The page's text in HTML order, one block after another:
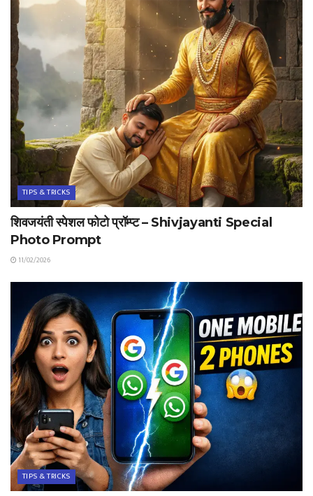
TIPS & TRICKS
शिवजयंती स्पेशल फोटो प्रॉम्प्ट – Shivjayanti Special
Photo Prompt
11/02/2026
TIPS & TRICKS